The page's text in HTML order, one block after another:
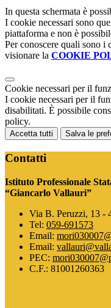
In questa schermata è
I cookie necessari sono
piattaforma e non è
Per conoscere quali sono i
visionare la COOKIE
Cookie necessari per il
I cookie necessari per il
disabilitati. È possibile
policy.
Accetta tutti Salva le
Contatti
Istituto Professionale
“Giancarlo Vallauri”
Via B. Peruzzi, 13 -
Tel: 059-691573
Email:
Email:
PEC:
C.F.: 81001260363